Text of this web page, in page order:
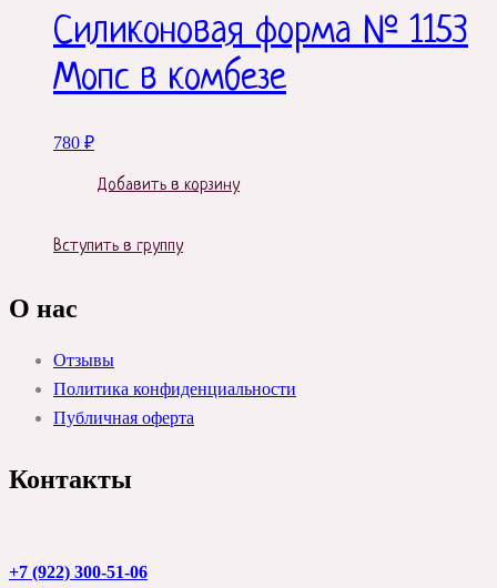
Силиконовая форма № 1153
Мопс в комбезе
780 ₽
Добавить в корзину
Вступить в группу
О нас
Отзывы
Политика конфиденциальности
Публичная оферта
Контакты
+7 (922) 300-51-06